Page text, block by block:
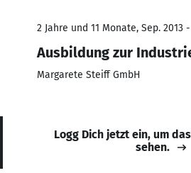
2 Jahre und 11 Monate, Sep. 2013
Ausbildung zur
Margarete Steiff GmbH
Logg Dich jetzt ein, um
sehen.